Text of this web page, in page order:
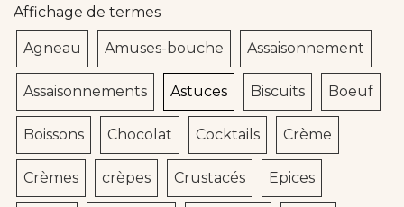
Affichage de termes
Agneau Amuses-bouche Assaisonnement
Assaisonnements Astuces Biscuits Boeuf
Boissons Chocolat Cocktails Crème
Crèmes crèpes Crustacés Epices